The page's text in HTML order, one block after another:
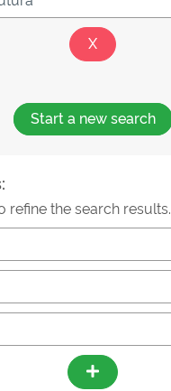
Start a new search
refine the search results.